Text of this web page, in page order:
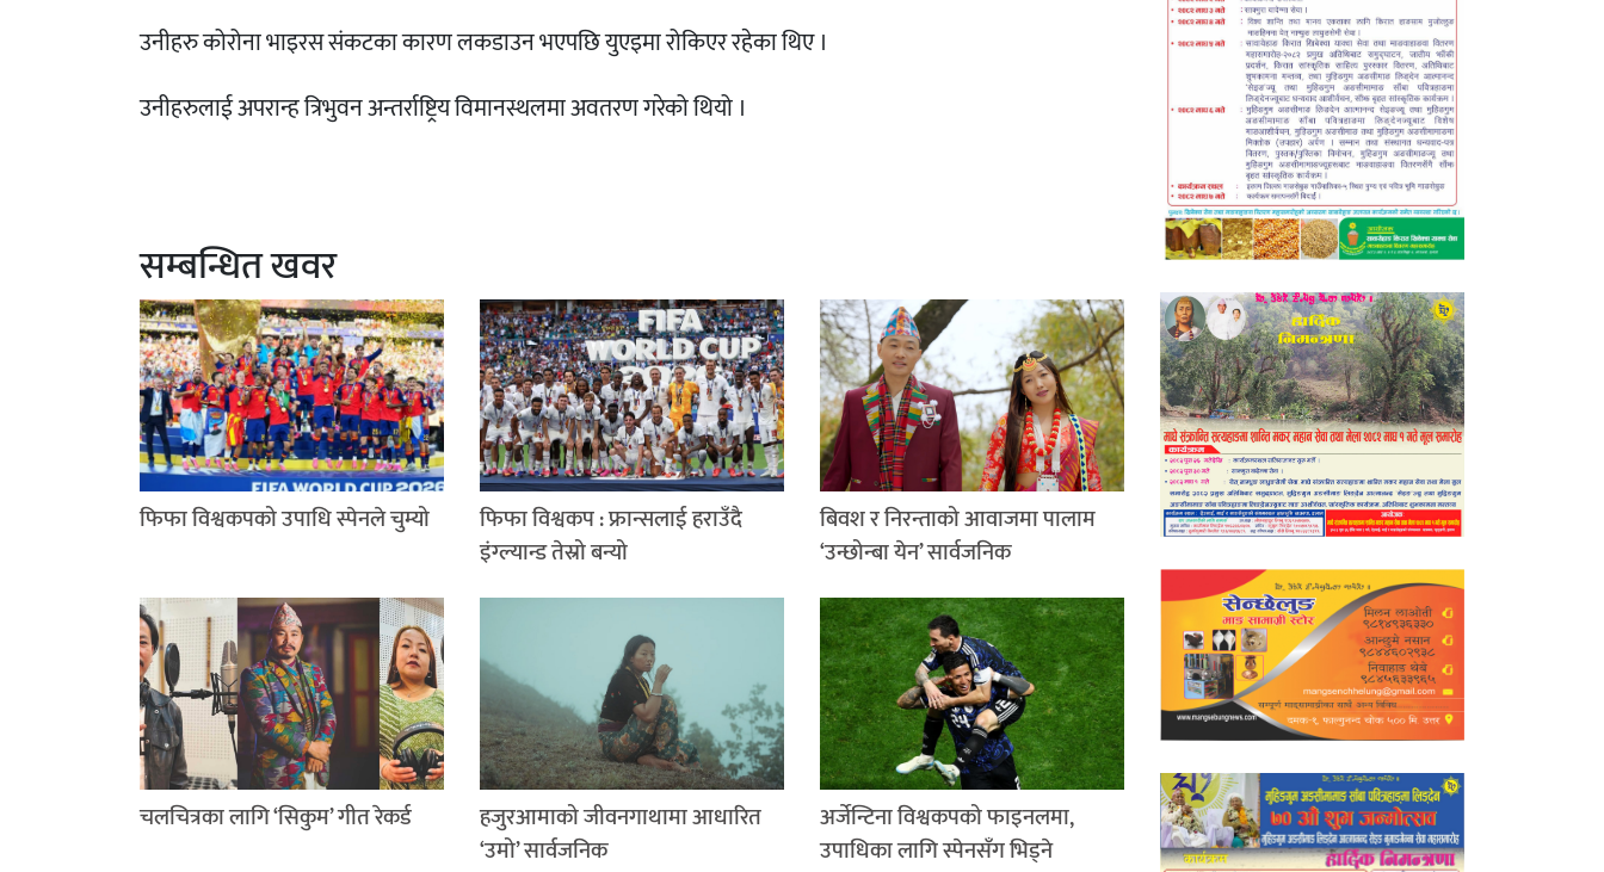
उनीहरु कोरोना भाइरस संकटका कारण लकडाउन भएपछि युएइमा रोकिएर रहेका थिए ।
उनीहरुलाई अपरान्ह त्रिभुवन अन्तर्राष्ट्रिय विमानस्थलमा अवतरण गरेको थियो ।
सम्बन्धित खवर
फिफा विश्वकपको उपाधि स्पेनले चुम्यो
फिफा विश्वकप : फ्रान्सलाई हराउँदै
इंग्ल्यान्ड तेस्रो बन्यो
बिवश र निरन्ताको आवाजमा पालाम
‘उन्छोन्बा येन’ सार्वजनिक
चलचित्रका लागि ‘सिकुम’ गीत रेकर्ड
हजुरआमाको जीवनगाथामा आधारित
‘उमो’ सार्वजनिक
अर्जेन्टिना विश्वकपको फाइनलमा,
उपाधिका लागि स्पेनसँग भिड्ने